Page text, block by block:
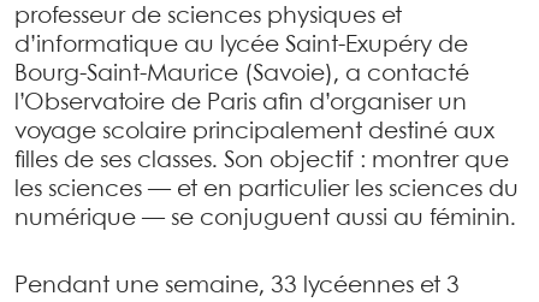
professeur de sciences physiques et
d’informatique au lycée Saint-Exupéry de
Bourg-Saint-Maurice (Savoie), a contacté
l’Observatoire de Paris afin d’organiser un
voyage scolaire principalement destiné aux
filles de ses classes. Son objectif : montrer que
les sciences — et en particulier les sciences du
numérique — se conjuguent aussi au féminin.
Pendant une semaine, 33 lycéennes et 3